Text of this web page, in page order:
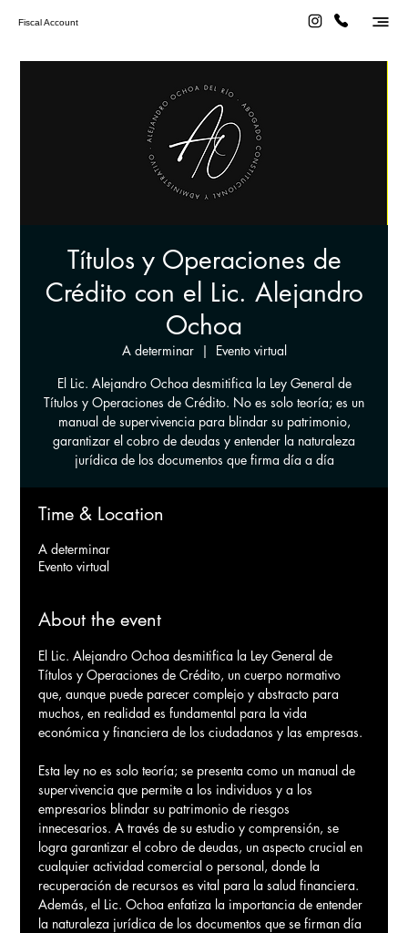
Fiscal Account
Títulos y Operaciones de
Crédito con el Lic. Alejandro
Ochoa
A determinar
  |
Evento virtual
El Lic. Alejandro Ochoa desmitifica la Ley General de
Títulos y Operaciones de Crédito. No es solo teoría; es un
manual de supervivencia para blindar su patrimonio,
garantizar el cobro de deudas y entender la naturaleza
jurídica de los documentos que firma día a día
Time & Location
A determinar
Evento virtual
About the event
El Lic. Alejandro Ochoa desmitifica la Ley General de
Títulos y Operaciones de Crédito, un cuerpo normativo
que, aunque puede parecer complejo y abstracto para
muchos, en realidad es fundamental para la vida
económica y financiera de los ciudadanos y las empresas.
Esta ley no es solo teoría; se presenta como un manual de
supervivencia que permite a los individuos y a los
empresarios blindar su patrimonio de riesgos
innecesarios. A través de su estudio y comprensión, se
logra garantizar el cobro de deudas, un aspecto crucial en
cualquier actividad comercial o personal, donde la
recuperación de recursos es vital para la salud financiera.
Además, el Lic. Ochoa enfatiza la importancia de entender
la naturaleza jurídica de los documentos que se firman día